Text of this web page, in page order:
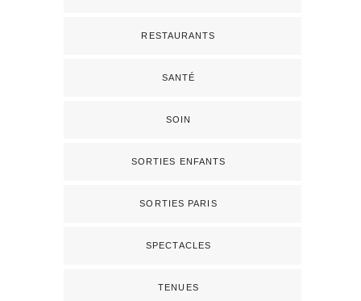
RESTAURANTS
SANTÉ
SOIN
SORTIES ENFANTS
SORTIES PARIS
SPECTACLES
TENUES